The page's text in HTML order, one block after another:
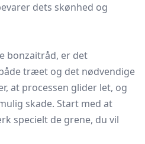
dets skønhed og
bonzaitråd, er det
træet og det nødvendige
at processen glider let, og
skade. Start med at
specielt de grene, du vil